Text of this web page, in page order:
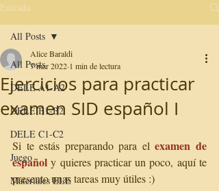
Entrada
All Posts
DELE A1-A2
DELE B1-B2
DELE C1-C2
Juego
Materiales ELE
All Posts
Ejercicios para practicar
examen SID español I
Alice Baraldi
7 mar 2022 1 min de lectura
Si te estás preparando para el examen de
español y quieres practicar un poco, aquí te
presento unas tareas muy útiles :)